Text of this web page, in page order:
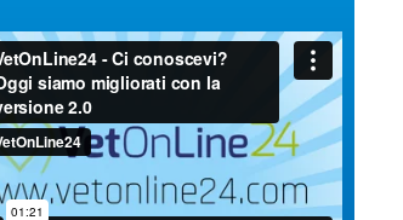
04/10/2017
Garanzie post vendita
Dott. Maurizio Albano